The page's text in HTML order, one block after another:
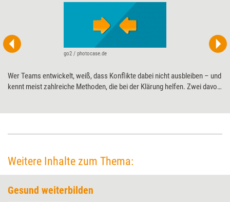
go2 / photocase.de
Wer Teams entwickelt, weiß, dass Konflikte dabei nicht ausbleiben – und
kennt meist zahlreiche Methoden, die bei der Klärung helfen. Zwei davon
Weitere Inhalte zum Thema:
Gesund weiterbilden